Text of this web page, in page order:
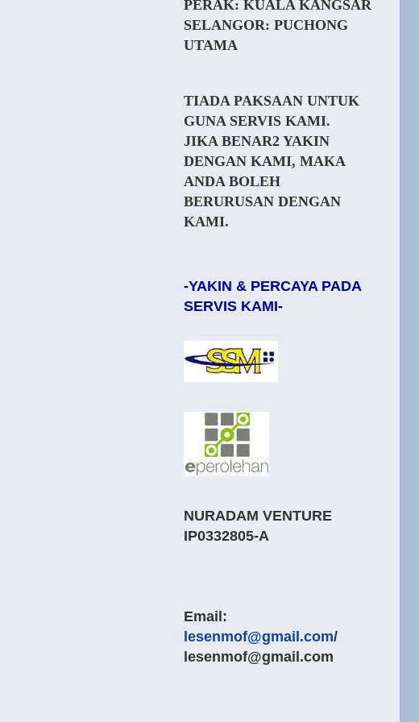
PERAK: KUALA KANGSAR
SELANGOR: PUCHONG
UTAMA
TIADA PAKSAAN UNTUK
GUNA SERVIS KAMI.
JIKA BENAR2 YAKIN
DENGAN KAMI, MAKA
ANDA BOLEH
BERURUSAN DENGAN
KAMI.
-YAKIN & PERCAYA PADA
SERVIS KAMI-
NURADAM VENTURE
IP0332805-A
Email:
lesenmof@gmail.com/
lesenmof@gmail.com